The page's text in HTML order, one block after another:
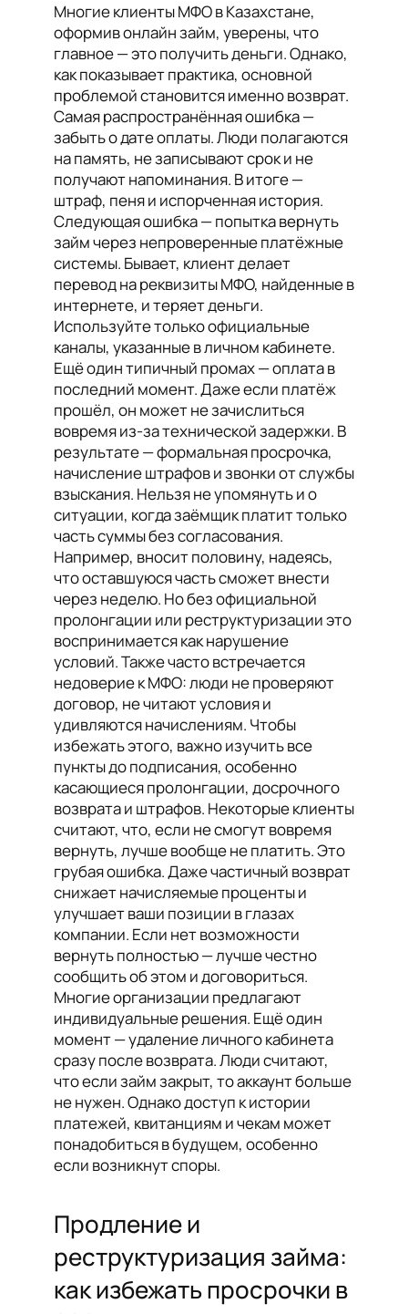
Многие клиенты МФО в Казахстане,
оформив онлайн займ, уверены, что
главное — это получить деньги. Однако,
как показывает практика, основной
проблемой становится именно возврат.
Самая распространённая ошибка —
забыть о дате оплаты. Люди полагаются
на память, не записывают срок и не
получают напоминания. В итоге —
штраф, пеня и испорченная история.
Следующая ошибка — попытка вернуть
займ через непроверенные платёжные
системы. Бывает, клиент делает
перевод на реквизиты МФО, найденные в
интернете, и теряет деньги.
Используйте только официальные
каналы, указанные в личном кабинете.
Ещё один типичный промах — оплата в
последний момент. Даже если платёж
прошёл, он может не зачислиться
вовремя из-за технической задержки. В
результате — формальная просрочка,
начисление штрафов и звонки от службы
взыскания. Нельзя не упомянуть и о
ситуации, когда заёмщик платит только
часть суммы без согласования.
Например, вносит половину, надеясь,
что оставшуюся часть сможет внести
через неделю. Но без официальной
пролонгации или реструктуризации это
воспринимается как нарушение
условий. Также часто встречается
недоверие к МФО: люди не проверяют
договор, не читают условия и
удивляются начислениям. Чтобы
избежать этого, важно изучить все
пункты до подписания, особенно
касающиеся пролонгации, досрочного
возврата и штрафов. Некоторые клиенты
считают, что, если не смогут вовремя
вернуть, лучше вообще не платить. Это
грубая ошибка. Даже частичный возврат
снижает начисляемые проценты и
улучшает ваши позиции в глазах
компании. Если нет возможности
вернуть полностью — лучше честно
сообщить об этом и договориться.
Многие организации предлагают
индивидуальные решения. Ещё один
момент — удаление личного кабинета
сразу после возврата. Люди считают,
что если займ закрыт, то аккаунт больше
не нужен. Однако доступ к истории
платежей, квитанциям и чекам может
понадобиться в будущем, особенно
если возникнут споры.
Продление и
реструктуризация займа:
как избежать просрочки в